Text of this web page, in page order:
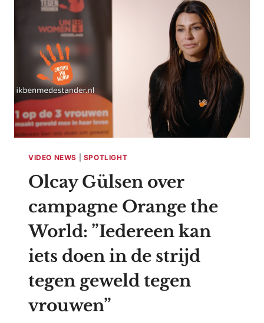
HET
IEDEREEN
AANGAAT
VIDEO NEWS SPOTLIGHT
Olcay Gülsen over
campagne Orange the
World: ”Iedereen kan
iets doen in de strijd
tegen geweld tegen
vrouwen”